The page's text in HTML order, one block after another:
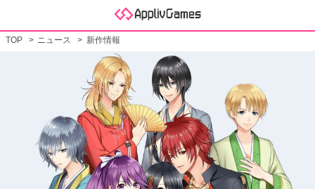
TOP ニュース 新作情報